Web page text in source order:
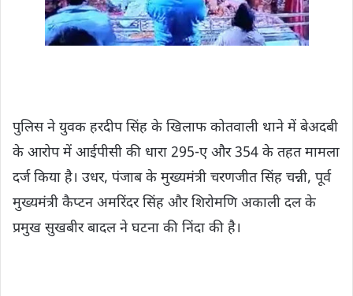
पुलिस ने युवक हरदीप सिंह के खिलाफ कोतवाली थाने में बेअदबी
के आरोप में आईपीसी की धारा 295-ए और 354 के तहत मामला
दर्ज किया है। उधर, पंजाब के मुख्यमंत्री चरणजीत सिंह चन्नी, पूर्व
मुख्यमंत्री कैप्टन अमरिंदर सिंह और शिरोमणि अकाली दल के
प्रमुख सुखबीर बादल ने घटना की निंदा की है।